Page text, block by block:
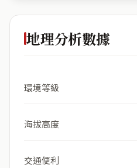
地理分析數據
環境等級
海拔高度
交通便利